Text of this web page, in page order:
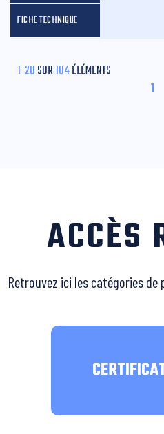
1-20SUR104ÉLÉMENTS
1
ACCÈS
Retrouvez ici les catégories